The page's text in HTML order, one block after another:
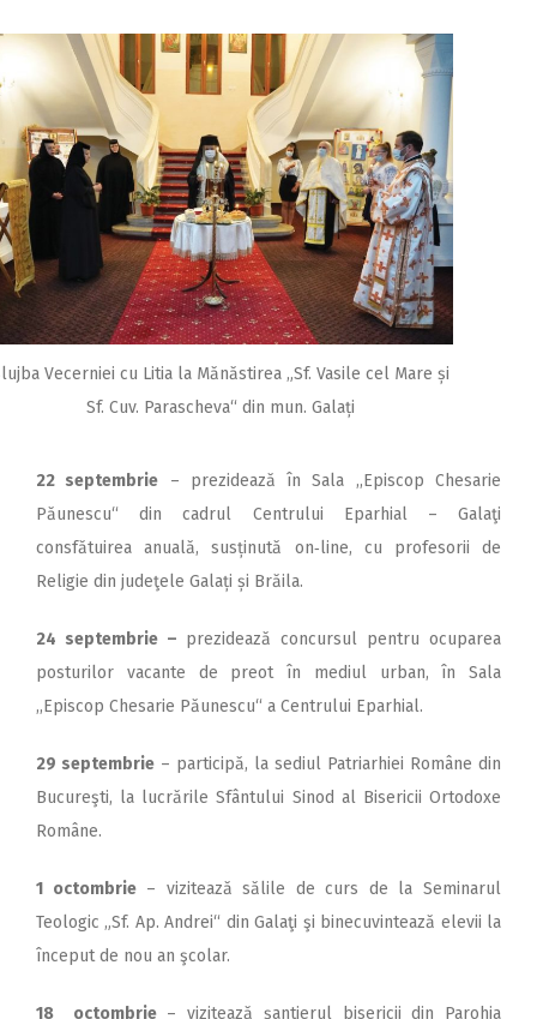
Vecerniei cu Litia la Mănăstirea „Sf. Vasile cel Mare și
Sf. Cuv. Parascheva“ din mun. Galați
22 septembrie – prezidează în Sala ,,Episcop Chesarie
Păunescu“ din cadrul Centrului Eparhial – Galaţi
consfătuirea anuală, susținută on‑line, cu profesorii de
Religie din judeţele Galați și Brăila.
24 septembrie – prezidează concursul pentru ocuparea
posturilor vacante de preot în mediul urban, în Sala
,,Episcop Chesarie Păunescu“ a Centrului Eparhial.
29 septembrie – participă, la sediul Patriarhiei Române din
Bucureşti, la lucrările Sfântului Sinod al Bisericii Ortodoxe
Române.
1 octombrie– vizitează sălile de curs de la Seminarul
Teologic „Sf. Ap. Andrei“ din Galaţi şi binecuvintează elevii la
început de nou an şcolar.
18 octombrie– vizitează șantierul bisericii din Parohia